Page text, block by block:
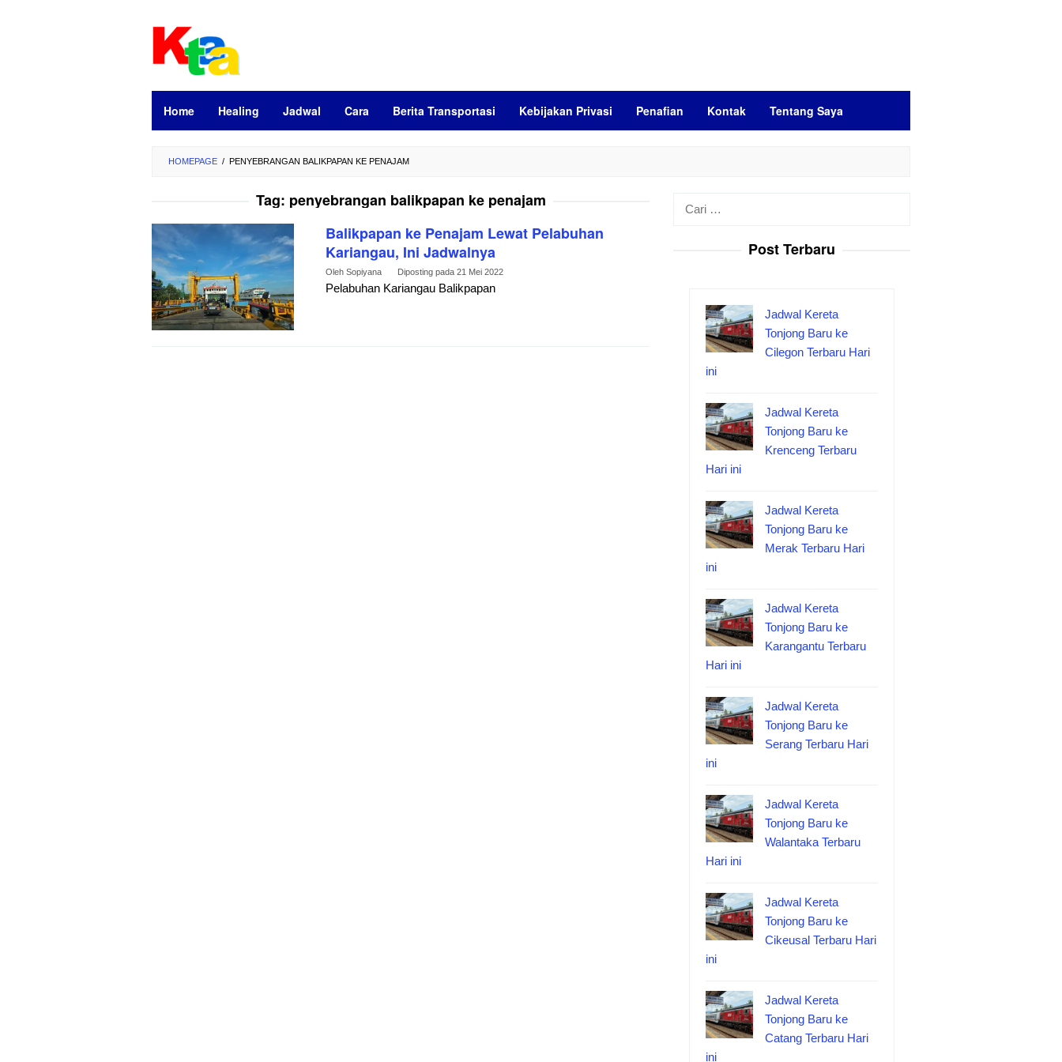
Home Healing Jadwal Cara Berita Transportasi Kebijakan Privasi Penafian Kontak Tentang Saya
HOMEPAGE / PENYEBRANGAN BALIKPAPAN KE PENAJAM
Tag: penyebrangan balikpapan ke penajam
Balikpapan ke Penajam Lewat Pelabuhan
Kariangau, Ini Jadwalnya
Oleh Sopiyana Diposting pada 21 Mei 2022
Pelabuhan Kariangau Balikpapan
Post Terbaru
Jadwal Kereta
Tonjong Baru ke
Cilegon Terbaru Hari
ini
Jadwal Kereta
Tonjong Baru ke
Krenceng Terbaru
Hari ini
Jadwal Kereta
Tonjong Baru ke
Merak Terbaru Hari
ini
Jadwal Kereta
Tonjong Baru ke
Karangantu Terbaru
Hari ini
Jadwal Kereta
Tonjong Baru ke
Serang Terbaru Hari
ini
Jadwal Kereta
Tonjong Baru ke
Walantaka Terbaru
Hari ini
Jadwal Kereta
Tonjong Baru ke
Cikeusal Terbaru Hari
ini
Jadwal Kereta
Tonjong Baru ke
Catang Terbaru Hari
ini